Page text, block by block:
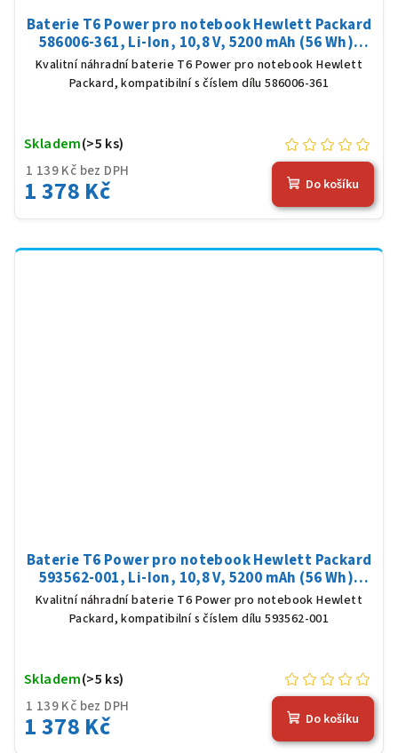
Baterie T6 Power pro notebook Hewlett Packard
586006-361, Li-Ion, 10,8 V, 5200 mAh (56 Wh),
černá
Kvalitní náhradní baterie T6 Power pro notebook Hewlett
Packard, kompatibilní s číslem dílu 586006-361
1 139 Kč bez DPH
1 378 Kč
Skladem(>5 ks)
Do košíku
Baterie T6 Power pro notebook Hewlett Packard
593562-001, Li-Ion, 10,8 V, 5200 mAh (56 Wh),
černá
Kvalitní náhradní baterie T6 Power pro notebook Hewlett
Packard, kompatibilní s číslem dílu 593562-001
1 139 Kč bez DPH
1 378 Kč
Skladem(>5 ks)
Do košíku